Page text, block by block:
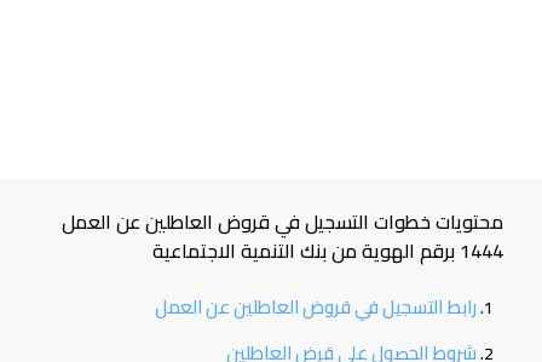
محتويات خطوات التسجيل في قروض العاطلين عن العمل
1444 برقم الهوية من بنك التنمية الاجتماعية
رابط التسجيل في قروض العاطلين عن العمل
شروط الحصول على قرض العاطلين